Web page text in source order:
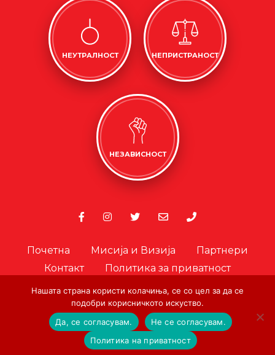
НЕУТРАЛНОСТ НЕПРИСТРАНОСТ
НЕЗАВИСНОСТ
Почетна Мисија и Визија
Партнери
Контакт
Политика за приватност
Политика за колачиња
Офицер за лични податоци
© Copyright. Црвен Крст на Град Скопје. 2026.
Developed by:AA
Нашата страна користи колачиња, се со цел за да се
подобри корисничкото искуство.
Да, се согласувам.
Не се согласувам.
Политика на приватност